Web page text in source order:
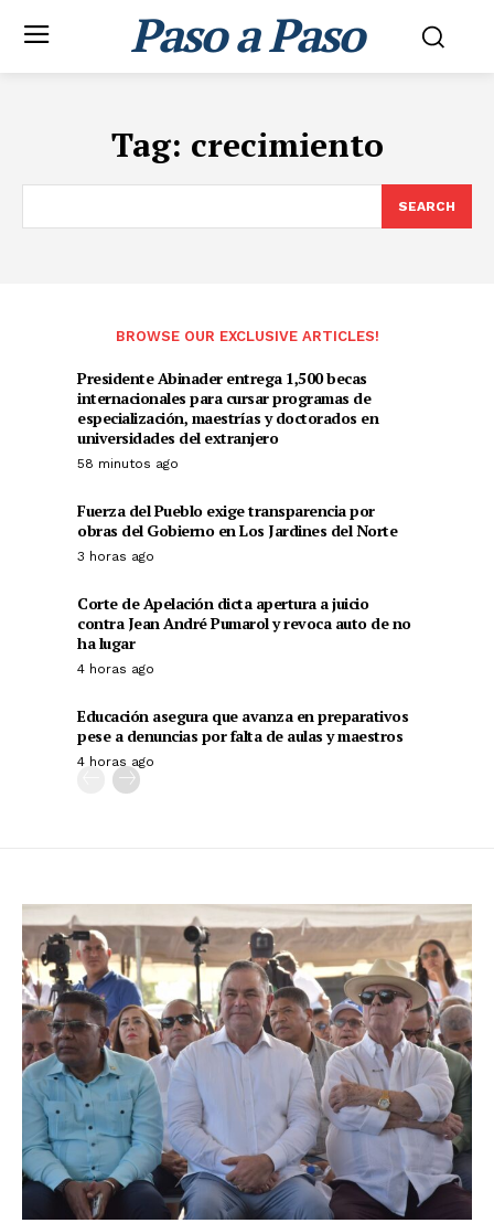
Paso a Paso
Tag: crecimiento
SEARCH
BROWSE OUR EXCLUSIVE ARTICLES!
Presidente Abinader entrega 1,500 becas
internacionales para cursar programas de
especialización, maestrías y doctorados en
universidades del extranjero
58 minutos ago
Fuerza del Pueblo exige transparencia por
obras del Gobierno en Los Jardines del Norte
3 horas ago
Corte de Apelación dicta apertura a juicio
contra Jean André Pumarol y revoca auto de no
ha lugar
4 horas ago
Educación asegura que avanza en preparativos
pese a denuncias por falta de aulas y maestros
4 horas ago